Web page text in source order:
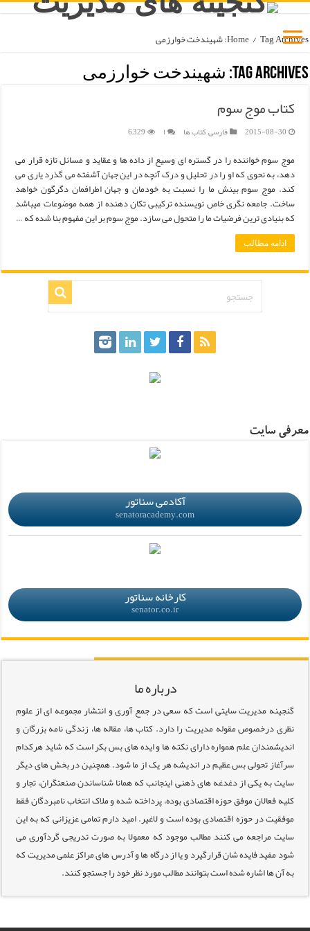
Home / Tag Archives: شهیندخت خوارزمی
Tag Archives: شهیندخت خوارزمی
کتاب موج سوم
2015-08-30 فارسی,کتاب ها ۱ 6,329
موج سوم خواننده را در گستره ای وسیع از داده ها و عقاید و مسائل تازه قرار می
دهد، به نحوی که او را در تحلیل و درک آنچه در این جهان آشفته می گذرد یاری می
کند. موج سوم بینش ما را نسبت به خودمان و جهان اطرافمان دگرگون خواهد
ساخت. جامعه نگری خاص نویسنده ترکیبی تکان دهنده از همه موضوعات میباشد
که بنیادی ترین فرضیات ما را متحول می سازد. موج سوم بر این مفهوم بنا شده که …
ادامه مطالب
معرفی سایت
آکادمی سناتور
senatoracademy.com
کارخانه سناتور
senator.co.ir
درباره ما
گنجینه مدیریت سایتی است که سعی در جمع آوری و انتشار مجموعه ای از علوم
نظری درخصوص مقوله مدیریت را دارد. کتاب ها، مقاله ها، زندگی نامه بزرگان و
اندیشمندان علم همواره دارای نکته ها و ایده های بس بکر است که شاید هرکدام
سرآغاز تحولی بس عظیم در اندیشه هر یک از ما شود. همچنین در بخش های دیگر
سایت به یکی از دغدغه های ذهنی اینجانب که همانا شناساندن صنعتگران، تجار و
کلیه فعالان موفق حوزه اقتصادی بوده، پرداخته شده و ملاک انتخاب نامبردگان فقط
موفقیت در حوزه اقتصادی بوده است و لاغیر. امید دارم تمامی عزیزانی که به این
سایت مراجعه می کنند مطالب موجود که معمولا به صورت تدریجی گردآوری می
شود مفید فایده شان قرارگیرد و یا از درگاه ها و آدرس های مراکز علمی مدیریت که
به آن ها اشاره شده است بتوانند مطالب مورد نظر خود را جستجو کنند.